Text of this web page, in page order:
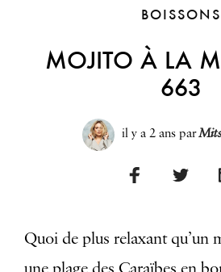
BOISSONS
MOJITO À LA
663
il y a 2 anspar
Quoi de plus relaxant qu’un